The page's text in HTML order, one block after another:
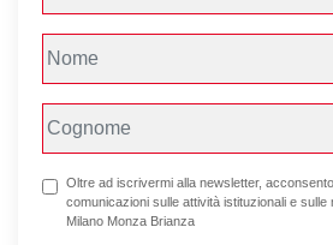
Oltre ad iscrivermi alla newsletter,
comunicazioni sulle attività istituzionali e sulle
Milano Monza Brianza